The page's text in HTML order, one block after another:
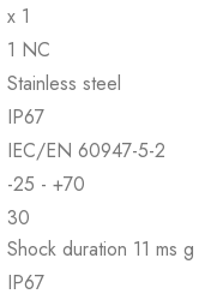
x 1
1 NC
Stainless steel
IP67
IEC/EN 60947-5-2
-25 - +70
30
Shock duration 11 ms g
IP67